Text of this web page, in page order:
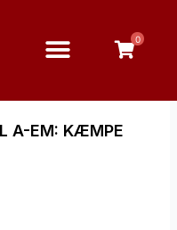
0
A-EM: KÆMPE